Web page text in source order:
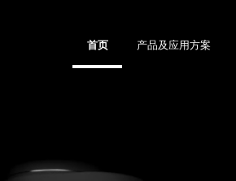
首页 产品及应用方案